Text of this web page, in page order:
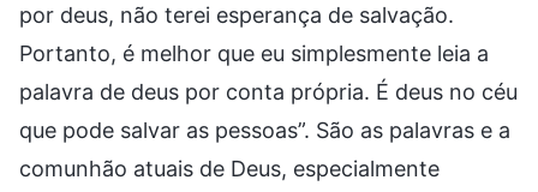
por deus, não terei esperança de salvação.
Portanto, é melhor que eu simplesmente leia a
palavra de deus por conta própria. É deus no céu
que pode salvar as pessoas”. São as palavras e a
comunhão atuais de Deus, especialmente